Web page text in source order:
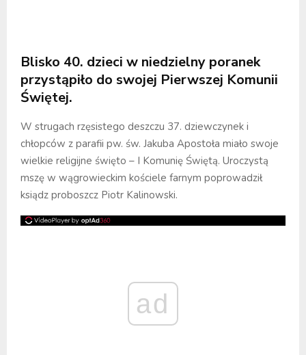
Blisko 40. dzieci w niedzielny poranek
przystąpiło do swojej Pierwszej Komunii
Świętej.
W strugach rzęsistego deszczu 37. dziewczynek i
chłopców z parafii pw. św. Jakuba Apostoła miało swoje
wielkie religijne święto – I Komunię Świętą. Uroczystą
mszę w wągrowieckim kościele farnym poprowadził
ksiądz proboszcz Piotr Kalinowski.
ad